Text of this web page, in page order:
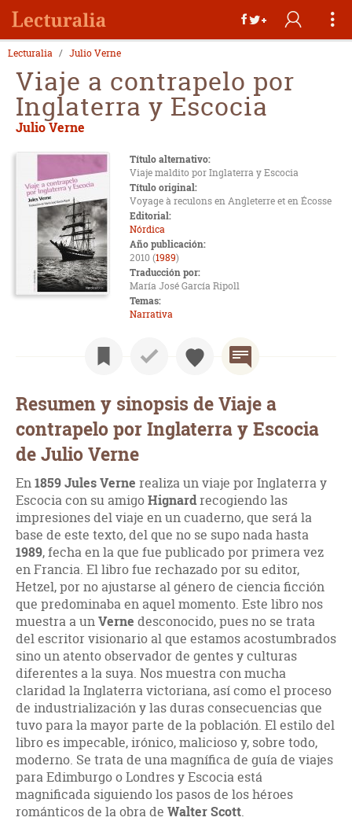
Lecturalia Julio Verne
Viaje a contrapelo por
Inglaterra y Escocia
Julio Verne
Título alternativo:
Viaje maldito por Inglaterra y Escocia
Título original:
Voyage à reculons en Angleterre et en Écosse
Editorial:
Nórdica
Año publicación:
2010 (1989)
Traducción por:
María José García Ripoll
Temas:
Narrativa
Resumen y sinopsis de Viaje a
contrapelo por Inglaterra y Escocia
de Julio Verne
En1859 Jules Verne realiza un viaje por Inglaterra y
Escocia con su amigoHignardrecogiendo las
impresiones del viaje en un cuaderno, que será la
base de este texto, del que no se supo nada hasta
1989, fecha en la que fue publicado por primera vez
en Francia. El libro fue rechazado por su editor,
Hetzel, por no ajustarse al género de ciencia ficción
que predominaba en aquel momento. Este libro nos
muestra a unVerne desconocido, pues no se trata
del escritor visionario al que estamos acostumbrados
sino un atento observador de gentes y culturas
diferentes a la suya. Nos muestra con mucha
claridad la Inglaterra victoriana, así como el proceso
de industrialización y las duras consecuencias que
tuvo para la mayor parte de la población. El estilo del
libro es impecable, irónico, malicioso y, sobre todo,
moderno. Se trata de una magnífica de guía de viajes
para Edimburgo o Londres y Escocia está
magnificada siguiendo los pasos de los héroes
románticos de la obra de Walter Scott.